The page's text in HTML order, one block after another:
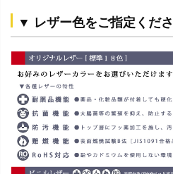
▼ レザー色をご指定くださ